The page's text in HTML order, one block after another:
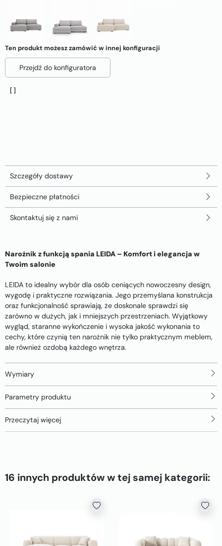
Ten produkt możesz zamówić w innej konfiguracji
Przejdź do konfiguratora
Szczegóły dostawy
Bezpieczne płatności
Skontaktuj się z nami
Narożnik z funkcją spania LEIDA – Komfort i elegancja w
Twoim salonie
LEIDA to idealny wybór dla osób ceniących nowoczesny design,
wygodę i praktyczne rozwiązania. Jego przemyślana konstrukcja
oraz funkcjonalność sprawiają, że doskonale sprawdzi się
zarówno w dużych, jak i mniejszych przestrzeniach. Wyjątkowy
wygląd, staranne wykończenie i wysoka jakość wykonania to
cechy, które czynią ten narożnik nie tylko praktycznym meblem,
ale również ozdobą każdego wnętrza.
Wymiary
Parametry produktu
Przeczytaj więcej
16 innych produktów w tej samej kategorii: